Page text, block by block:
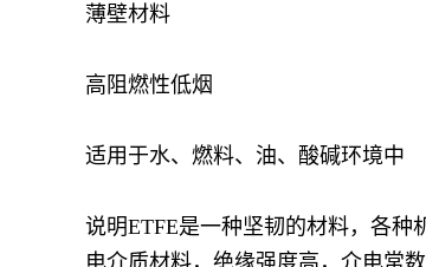
薄壁材料
高阻燃性低烟
适用于水、燃料、油、酸碱环境中
说明ETFE是一种坚韧的材料，各
电介质材料，绝缘强度高，介电常